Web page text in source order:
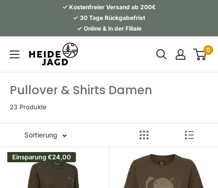
✓ Kostenfreier Versand ab 200€
✓ 30 Tage Rückgabefrist
✓ Online & In der Filiale
0
Pullover & Shirts Damen
23 Produkte
Sortierung
Einsparung€24,00